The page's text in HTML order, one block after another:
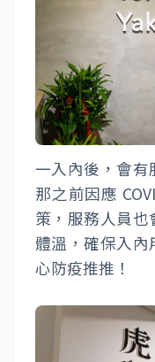
一入內後，會
那之前因應
策，服務人員
體溫，確保入內
心防疫推推！